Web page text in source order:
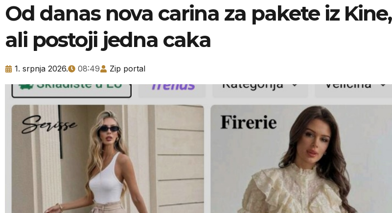
Od danas nova carina za pakete iz Kine,
ali postoji jedna caka
1. srpnja 2026. 08:49 Zip portal